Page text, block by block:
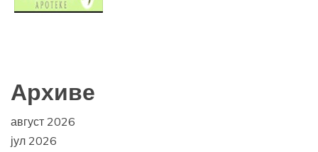
Архиве
август 2026
јул 2026